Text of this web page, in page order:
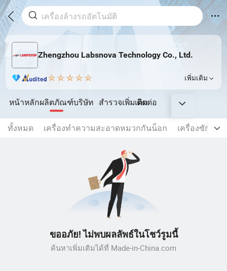
Zhengzhou Labsnova Technology Co., Ltd.
เพิ่มเติม
หน้าหลักผลิตภัณฑ์บริษัท สำรวจเพิ่มเติมติดต่อ
ทั้งหมด เครื่องทำความสะอาดหมวกกันน็อก เครื่องซักรถ
ขออภัย! ไม่พบผลลัพธ์ในโชว์รูมนี้
ค้นหาเพิ่มเติมได้ที่ Made-in-China.com